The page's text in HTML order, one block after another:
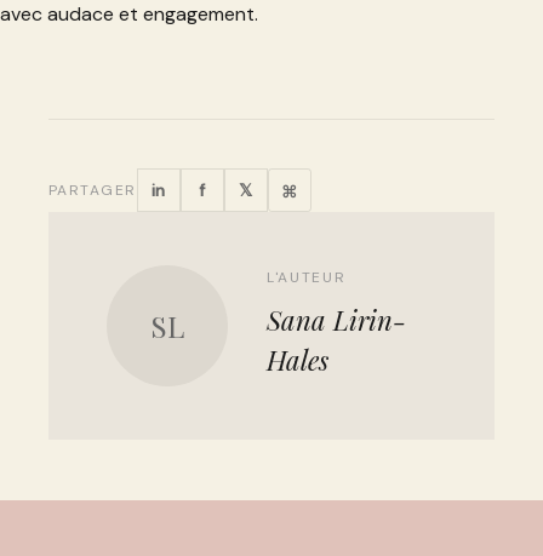
avec audace et engagement.
PARTAGER in f 𝕏 ⌘
SL
L'AUTEUR
Sana Lirin-
Hales